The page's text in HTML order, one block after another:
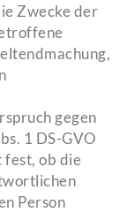
Zwecke der
gegen
1 DS-GVO
fest, ob die
Person